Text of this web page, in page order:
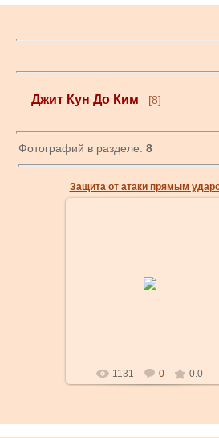
Джит Кун До Ким [8]
Фотографий в разделе: 8
сторону заводим вращательным
движением правую руку ему за
1131 0 0.0